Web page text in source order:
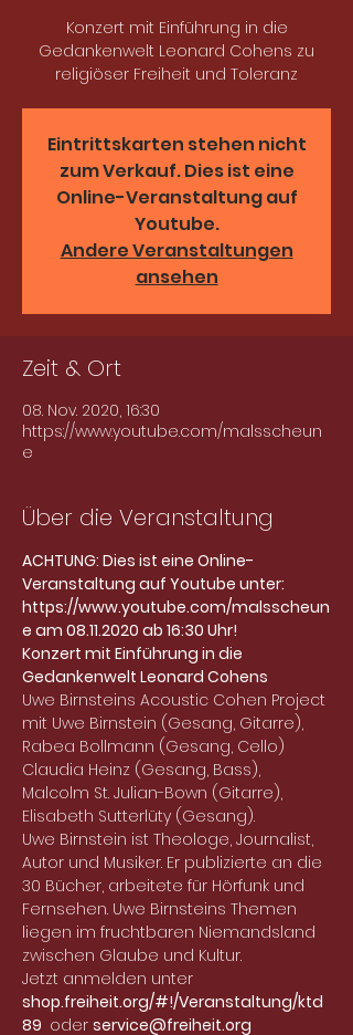
Konzert mit Einführung in die
Gedankenwelt Leonard Cohens zu
religiöser Freiheit und Toleranz
Eintrittskarten stehen nicht
zum Verkauf. Dies ist eine
Online-Veranstaltung auf
Youtube.
Andere Veranstaltungen
ansehen
Zeit & Ort
08. Nov. 2020, 16:30
https://www.youtube.com/malsscheun
e
Über die Veranstaltung
ACHTUNG: Dies ist eine Online-
Veranstaltung auf Youtube unter:
https://www.youtube.com/malsscheun
e am 08.11.2020 ab 16:30 Uhr!
Konzert mit Einführung in die
Gedankenwelt Leonard Cohens
Uwe Birnsteins Acoustic Cohen Project
mit Uwe Birnstein (Gesang, Gitarre),
Rabea Bollmann (Gesang, Cello)
Claudia Heinz (Gesang, Bass),
Malcolm St. Julian-Bown (Gitarre),
Elisabeth Sutterlüty (Gesang).
Uwe Birnstein ist Theologe, Journalist,
Autor und Musiker. Er publizierte an die
30 Bücher, arbeitete für Hörfunk und
Fernsehen. Uwe Birnsteins Themen
liegen im fruchtbaren Niemandsland
zwischen Glaube und Kultur.
Jetzt anmelden unter
shop.freiheit.org/#!/Veranstaltung/ktd
89 oder service@freiheit.org